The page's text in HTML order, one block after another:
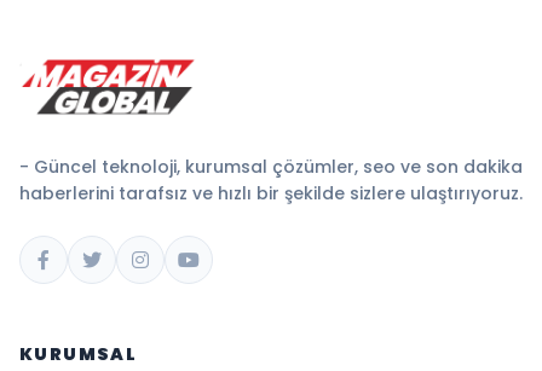
- Güncel teknoloji, kurumsal çözümler, seo ve son dakika
haberlerini tarafsız ve hızlı bir şekilde sizlere ulaştırıyoruz.
KURUMSAL